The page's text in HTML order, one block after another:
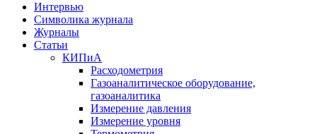
Интервью
Символика журнала
Журналы
Статьи
КИПиА
Расходометрия
Газоаналитическое оборудование,
газоаналитика
Измерение давления
Измерение уровня